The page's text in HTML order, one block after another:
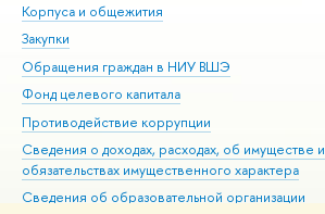
Корпуса и общежития
Закупки
Обращения граждан в НИУ ВШЭ
Фонд целевого капитала
Противодействие коррупции
Сведения о доходах, расходах, об имуществе и
обязательствах имущественного характера
Сведения об образовательной организации